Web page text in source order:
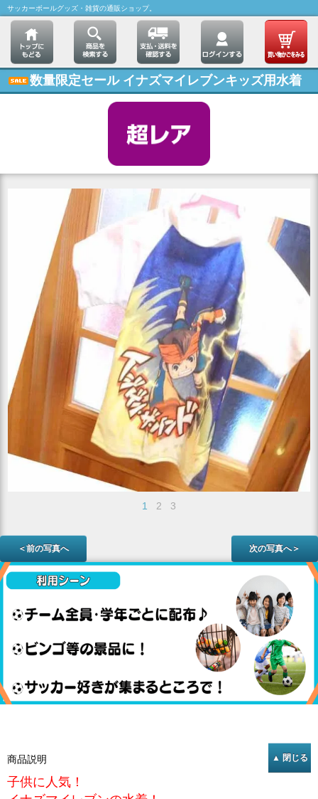
サッカーボールグッズ・雑貨の通販ショップ。
数量限定セール イナズマイレブンキッズ用水着
1 2 3
＜前の写真へ 次の写真へ＞
商品説明
子供に人気！